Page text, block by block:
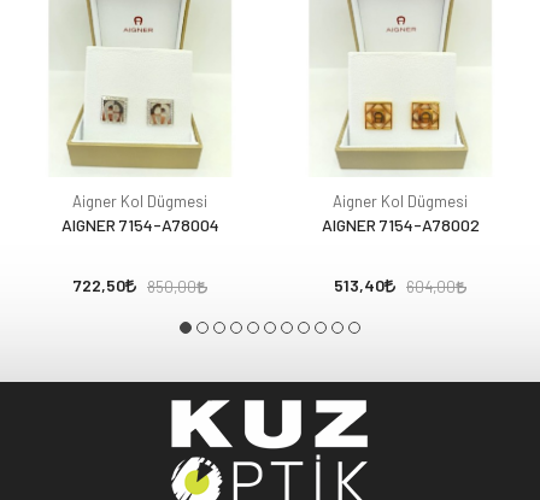
Aigner Kol Dügmesi
AIGNER 7154-A78004
722,50 850,00
Aigner Kol Dügmesi
AIGNER 7154-A78002
513,40 604,00